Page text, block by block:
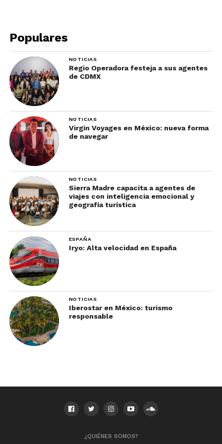
Reporte de Inteligencia completo
Populares
NOTICIAS
Regio Operadora festeja a sus agentes
de CDMX
NOTICIAS
Virgin Voyages en México: nueva forma
de navegar
NOTICIAS
Sierra Madre capacita a agentes de
viajes con inteligencia emocional y
geografía turística
ESPAÑA
Iryo: Alta velocidad en España
NOTICIAS
Iberostar en México: turismo
responsable
¿QUIÉNES SOMOS?